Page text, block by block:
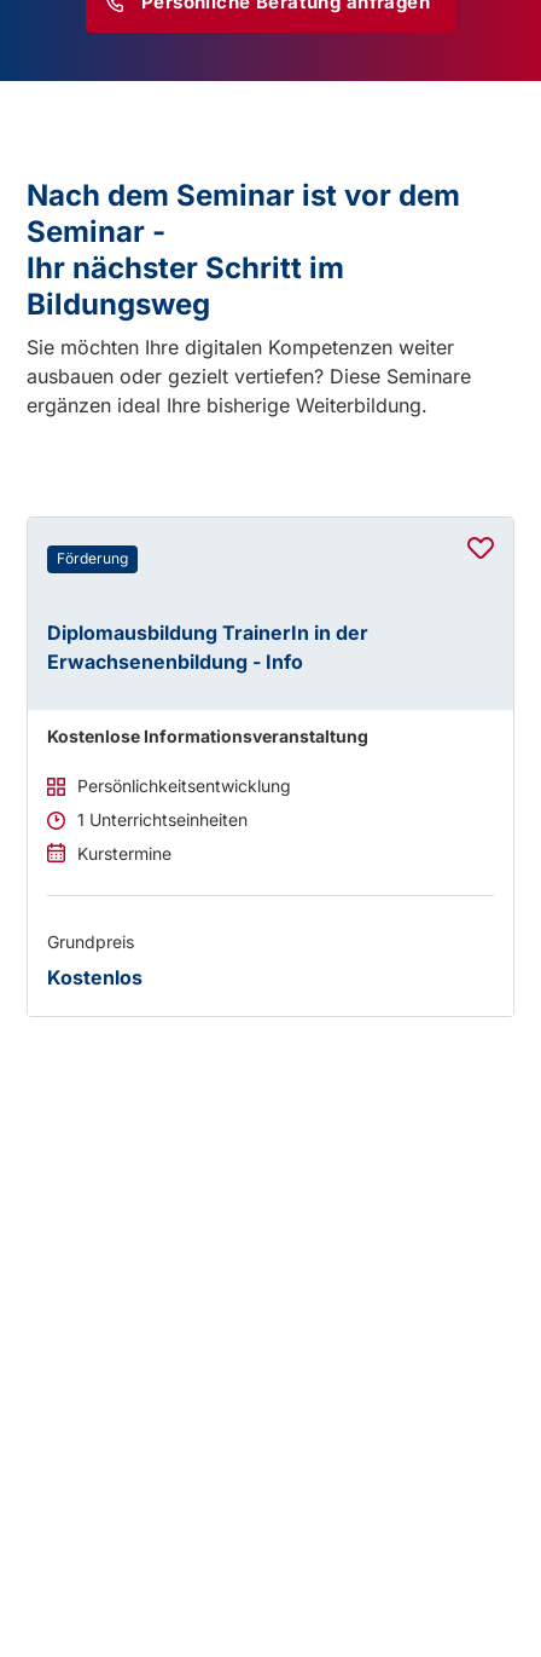
Nach dem Seminar ist vor dem
Seminar -
Ihr nächster Schritt im
Bildungsweg
Sie möchten Ihre digitalen Kompetenzen weiter
ausbauen oder gezielt vertiefen? Diese Seminare
ergänzen ideal Ihre bisherige Weiterbildung.
Förderung
Diplomausbildung TrainerIn in der
Erwachsenenbildung - Info
Kostenlose Informationsveranstaltung
Persönlichkeitsentwicklung
1 Unterrichtseinheiten
Kurstermine
Grundpreis
Kostenlos